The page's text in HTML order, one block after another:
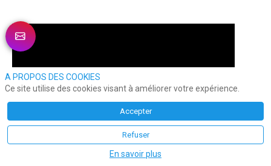
A PROPOS DES COOKIES
Ce site utilise des cookies visant à améliorer votre expérience.
Accepter
Refuser
En savoir plus